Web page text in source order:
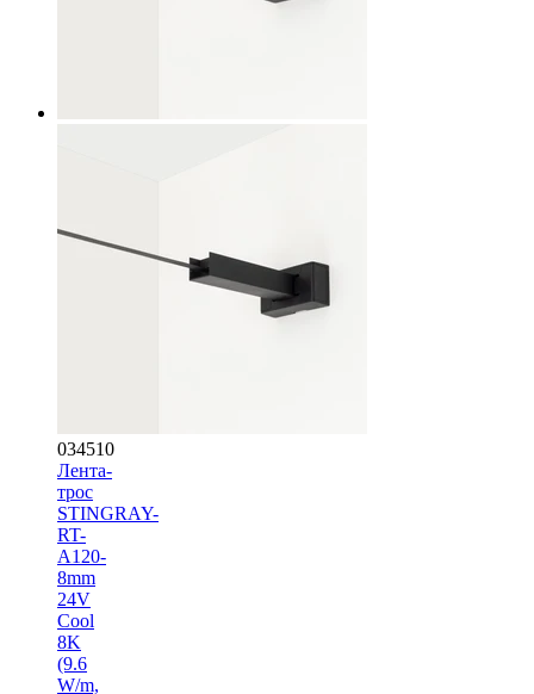
034510
Лента-
трос
STINGRAY-
RT-
A120-
8mm
24V
Cool
8K
(9.6
W/m,